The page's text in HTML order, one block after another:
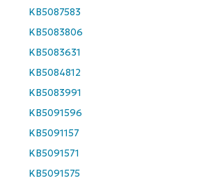
KB5087583
KB5083806
KB5083631
KB5084812
KB5083991
KB5091596
KB5091157
KB5091571
KB5091575
email*
Phone
number*
Country
name*